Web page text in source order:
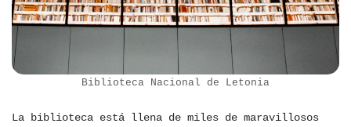
Biblioteca Nacional de Letonia
La biblioteca está llena de miles de maravillosos